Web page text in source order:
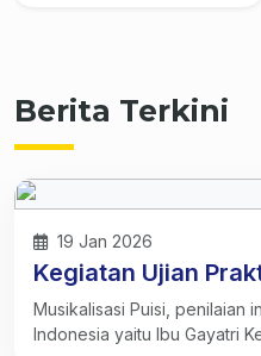
Berita Terkini
19 Jan 2026
Kegiatan Ujian
Musikalisasi Puisi, penilaian
Indonesia yaitu Ibu Gayatri